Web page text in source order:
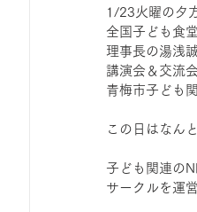
ひろば｜青梅はらっぱ
ひろば｜おそきっこ里
1/23火曜の夕
全国子ども食
理事長の湯浅
講演会＆交流
青梅市子ども
この日はなんと
子ども関連の
サークルを運